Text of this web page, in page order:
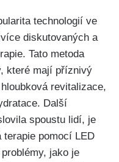
technologií ve
diskutovaných a
Tato⁤ metoda
které mají příznivý
‌revitalizace,
Další
spoustu⁢ lidí, je
pomocí ​LED⁣
jako je⁤